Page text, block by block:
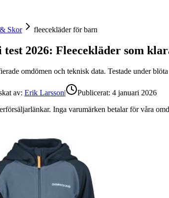
Skor fleecekläder för barn
2026: Fleecekläder som
omdömen och teknisk data. Testade under
av: Erik Larsson| Publicerat: 4 januari 2026
Inga varumärken betalar för våra